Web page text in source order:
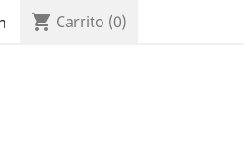
shopping_cart Carrito (0)